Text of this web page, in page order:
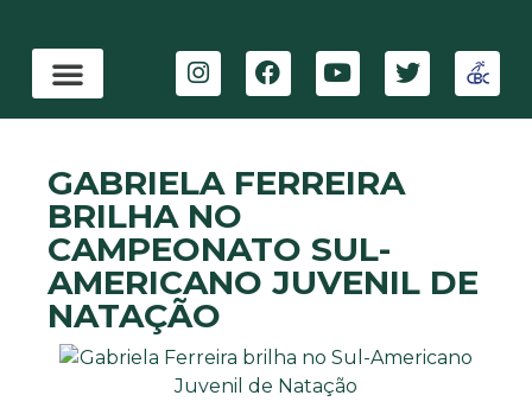
GABRIELA FERREIRA
BRILHA NO
CAMPEONATO SUL-
AMERICANO JUVENIL DE
NATAÇÃO